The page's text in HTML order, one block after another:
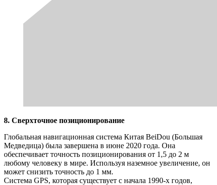
8. Сверхточное позиционирование
Глобальная навигационная система Китая BeiDou (Большая
Медведица) была завершена в июне 2020 года. Она
обеспечивает точность позиционирования от 1,5 до 2 м
любому человеку в мире. Используя наземное увеличение, он
может снизить точность до 1 мм.
Система GPS, которая существует с начала 1990-х годов,